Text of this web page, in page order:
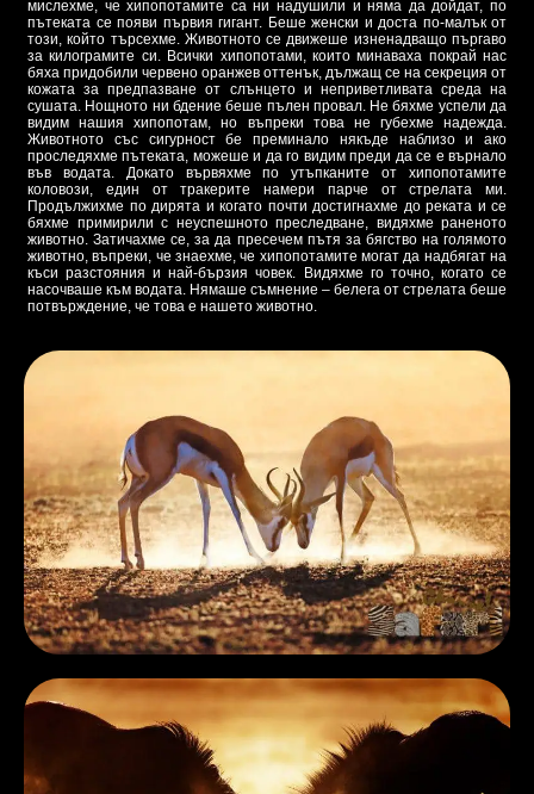
мислехме, че хипопотамите са ни надушили и няма да дойдат, по
пътеката се появи първия гигант. Беше женски и доста по-малък от
този, който търсехме. Животното се движеше изненадващо пъргаво
за килограмите си. Всички хипопотами, които минаваха покрай нас
бяха придобили червено оранжев оттенък, дължащ се на секреция от
кожата за предпазване от слънцето и неприветливата среда на
сушата. Нощното ни бдение беше пълен провал. Не бяхме успели да
видим нашия хипопотам, но въпреки това не губехме надежда.
Животното със сигурност бе преминало някъде наблизо и ако
проследяхме пътеката, можеше и да го видим преди да се е върнало
във водата. Докато вървяхме по утъпканите от хипопотамите
коловози, един от тракерите намери парче от стрелата ми.
Продължихме по дирята и когато почти достигнахме до реката и се
бяхме примирили с неуспешното преследване, видяхме раненото
животно. Затичахме се, за да пресечем пътя за бягство на голямото
животно, въпреки, че знаехме, че хипопотамите могат да надбягат на
къси разстояния и най-бързия човек. Видяхме го точно, когато се
насочваше към водата. Нямаше съмнение – белега от стрелата беше
потвърждение, че това е нашето животно.